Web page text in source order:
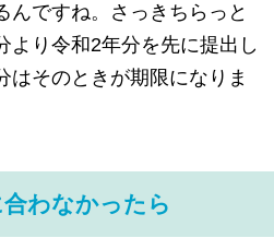
んですね。さっきちらっと
より令和2年分を先に提出し
はそのときが期限になりま
わなかったら